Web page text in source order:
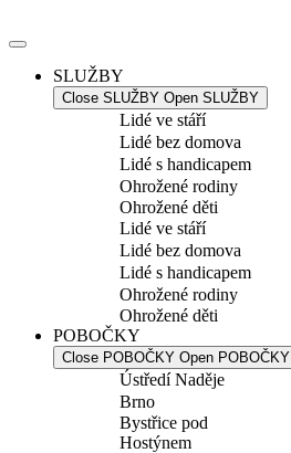
k
SLUŽBY
Close SLUŽBY Open SLUŽBY
Lidé ve stáří
Lidé bez domova
Lidé s handicapem
Ohrožené rodiny
Ohrožené děti
Lidé ve stáří
Lidé bez domova
Lidé s handicapem
Ohrožené rodiny
Ohrožené děti
POBOČKY
Close POBOČKY Open POBOČKY
Ústředí Naděje
Brno
Bystřice pod
Hostýnem